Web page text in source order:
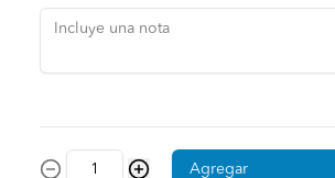
Agregar